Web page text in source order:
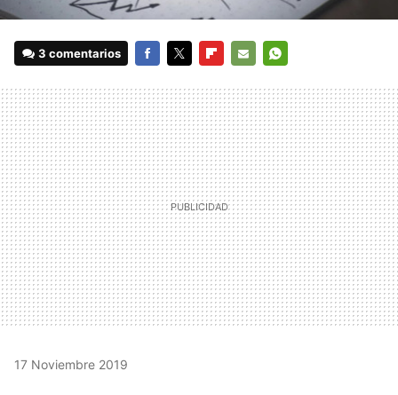
3 comentarios
MAIL
17 Noviembre 2019